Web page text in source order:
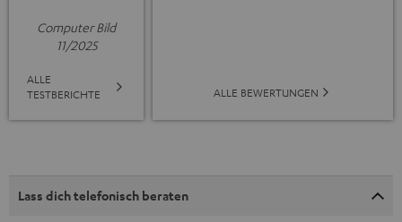
Computer Bild
11/2025
ALLE
TESTBERICHTE
ALLE BEWERTUNGEN
Lass dich telefonisch beraten